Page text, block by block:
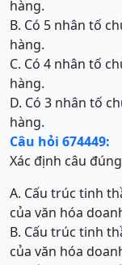
hàng.
B. Có 5 nhân tố
hàng.
C. Có 4 nhân tố
hàng.
D. Có 3 nhân tố
hàng.
Câu hỏi 674449:
Xác định câu
A. Cấu trúc tinh
của văn hóa
B. Cấu trúc tinh
của văn hóa